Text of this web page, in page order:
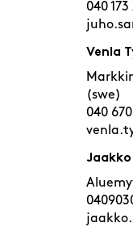
040 173
Venla
(swe)
040